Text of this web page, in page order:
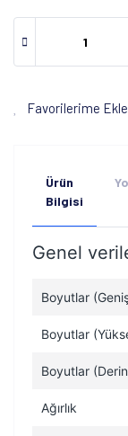
Favorilerime Ekle
Ürün
Bilgisi
Genel
Boyutlar
Boyutlar
Boyutlar
Ağırlık